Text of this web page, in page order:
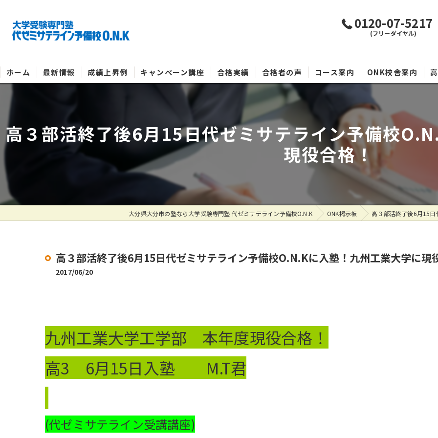
0120-07-5217
(フリーダイヤル)
ホーム 最新情報 成績上昇例 キャンペーン講座 合格実績 合格者の声 コース案内 ONK校舎案内
高３部活終了後6月15日代ゼミサテライン予備校
現役合格！
大分県大分市の塾なら大学受験専門塾 代ゼミサテライン予備校O.N.K ONK掲示板 高３部活終了後6月15日
高３部活終了後6月15日代ゼミサテライン予備校O.N.Kに入塾！九州工業大学に現
2017/06/20
九州工業大学工学部 本年度現役合格！
高3 6月15日入塾 M.T君
(代ゼミサテライン受講講座)